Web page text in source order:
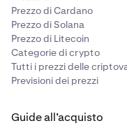
Prezzo di Cardano
Prezzo di Solana
Prezzo di Litecoin
Categorie di crypto
Tutti i prezzi delle
Previsioni dei prezzi
Guide all’acquisto